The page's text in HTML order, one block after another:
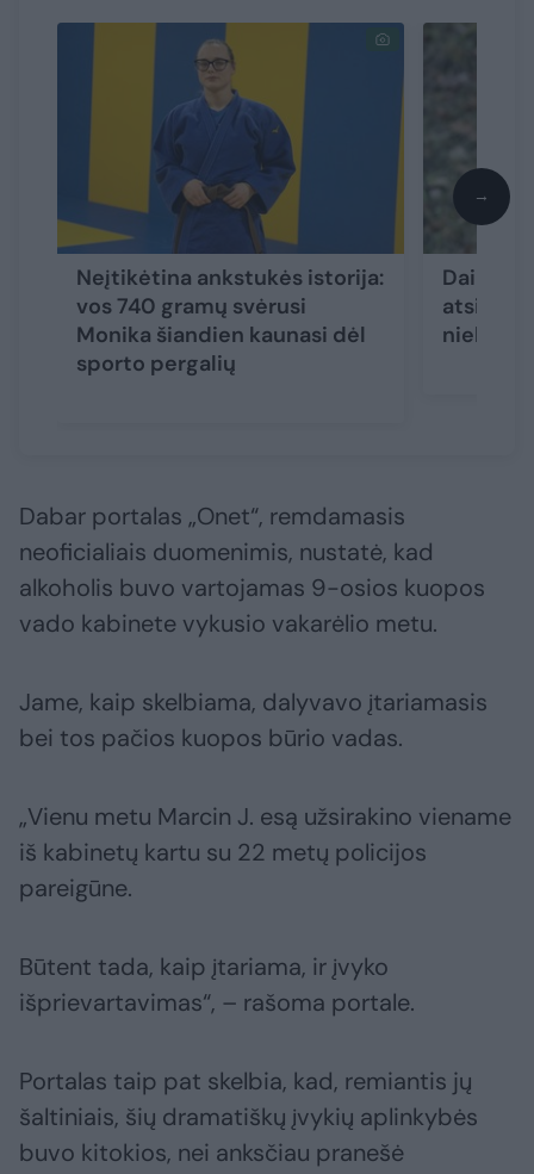
Neįtikėtina ankstukės istorija:
vos 740 gramų svėrusi
Monika šiandien kaunasi dėl
sporto pergalių
atsivėrė:
niekada
→
Dabar portalas „Onet“, remdamasis
neoficialiais duomenimis, nustatė, kad
alkoholis buvo vartojamas 9-osios kuopos
vado kabinete vykusio vakarėlio metu.
Jame, kaip skelbiama, dalyvavo įtariamasis
bei tos pačios kuopos būrio vadas.
„Vienu metu Marcin J. esą užsirakino viename
iš kabinetų kartu su 22 metų policijos
pareigūne.
Būtent tada, kaip įtariama, ir įvyko
išprievartavimas“, – rašoma portale.
Portalas taip pat skelbia, kad, remiantis jų
šaltiniais, šių dramatiškų įvykių aplinkybės
buvo kitokios, nei anksčiau pranešė